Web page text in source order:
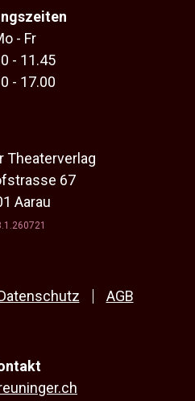
- Fr
- 11.45
- 17.00
Theaterverlag
67
Aarau
AGB